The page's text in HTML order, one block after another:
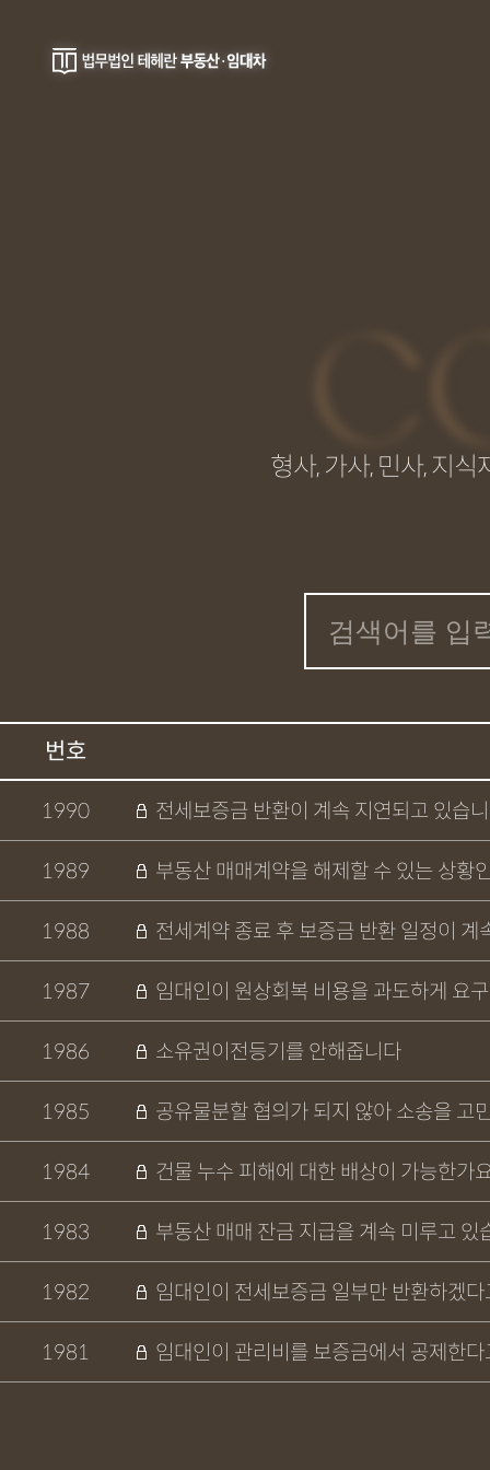
형사, 가사, 민사, 지
번호
1990 전세보증금 반환이 계속 지연되고 있습
1989 부동산 매매계약을 해제할 수 있는 상황
1988 전세계약 종료 후 보증금 반환 일정이
1987 임대인이 원상회복 비용을 과도하게 요
1986 소유권이전등기를 안해줍니다
1985 공유물분할 협의가 되지 않아 소송을 고
1984 건물 누수 피해에 대한 배상이 가능한가
1983 부동산 매매 잔금 지급을 계속 미루고 있
1982 임대인이 전세보증금 일부만 반환하겠
1981 임대인이 관리비를 보증금에서 공제한